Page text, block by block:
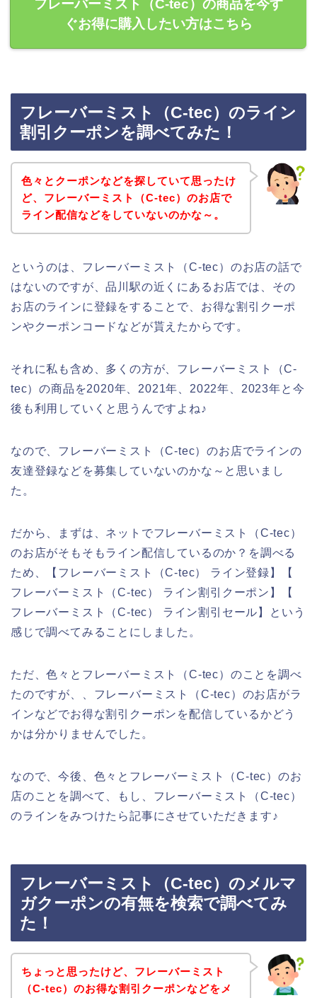
フレーバーミスト（C-tec）の商品を今す
ぐお得に購入したい方はこちら
フレーバーミスト（C-tec）のライン
割引クーポンを調べてみた！
色々とクーポンなどを探していて思ったけ
ど、フレーバーミスト（C-tec）のお店で
ライン配信などをしていないのかな～。
というのは、フレーバーミスト（C-tec）のお店の話で
はないのですが、品川駅の近くにあるお店では、その
お店のラインに登録をすることで、お得な割引クーポ
ンやクーポンコードなどが貰えたからです。
それに私も含め、多くの方が、フレーバーミスト（C-
tec）の商品を2020年、2021年、2022年、2023年と今
後も利用していくと思うんですよね♪
なので、フレーバーミスト（C-tec）のお店でラインの
友達登録などを募集していないのかな～と思いまし
た。
だから、まずは、ネットでフレーバーミスト（C-tec）
のお店がそもそもライン配信しているのか？を調べる
ため、【フレーバーミスト（C-tec） ライン登録】【
フレーバーミスト（C-tec） ライン割引クーポン】【
フレーバーミスト（C-tec） ライン割引セール】という
感じで調べてみることにしました。
ただ、色々とフレーバーミスト（C-tec）のことを調べ
たのですが、、フレーバーミスト（C-tec）のお店がラ
インなどでお得な割引クーポンを配信しているかどう
かは分かりませんでした。
なので、今後、色々とフレーバーミスト（C-tec）のお
店のことを調べて、もし、フレーバーミスト（C-tec）
のラインをみつけたら記事にさせていただきます♪
フレーバーミスト（C-tec）のメルマ
ガクーポンの有無を検索で調べてみ
た！
ちょっと思ったけど、フレーバーミスト
（C-tec）のお得な割引クーポンなどをメ